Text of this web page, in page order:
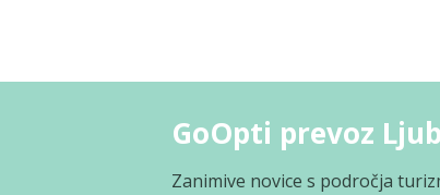
GoOpti prevoz
Zanimive novice s področja